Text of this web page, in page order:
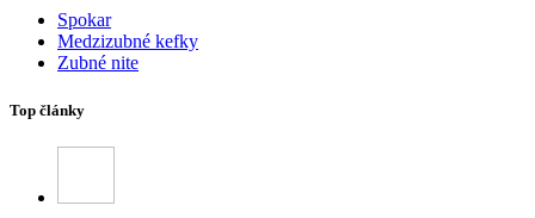
Spokar
Medzizubné kefky
Zubné nite
Top články